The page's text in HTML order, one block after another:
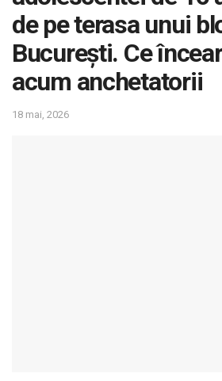
de pe terasa unui
București. Ce
acum anchetatorii
18 mai, 2026